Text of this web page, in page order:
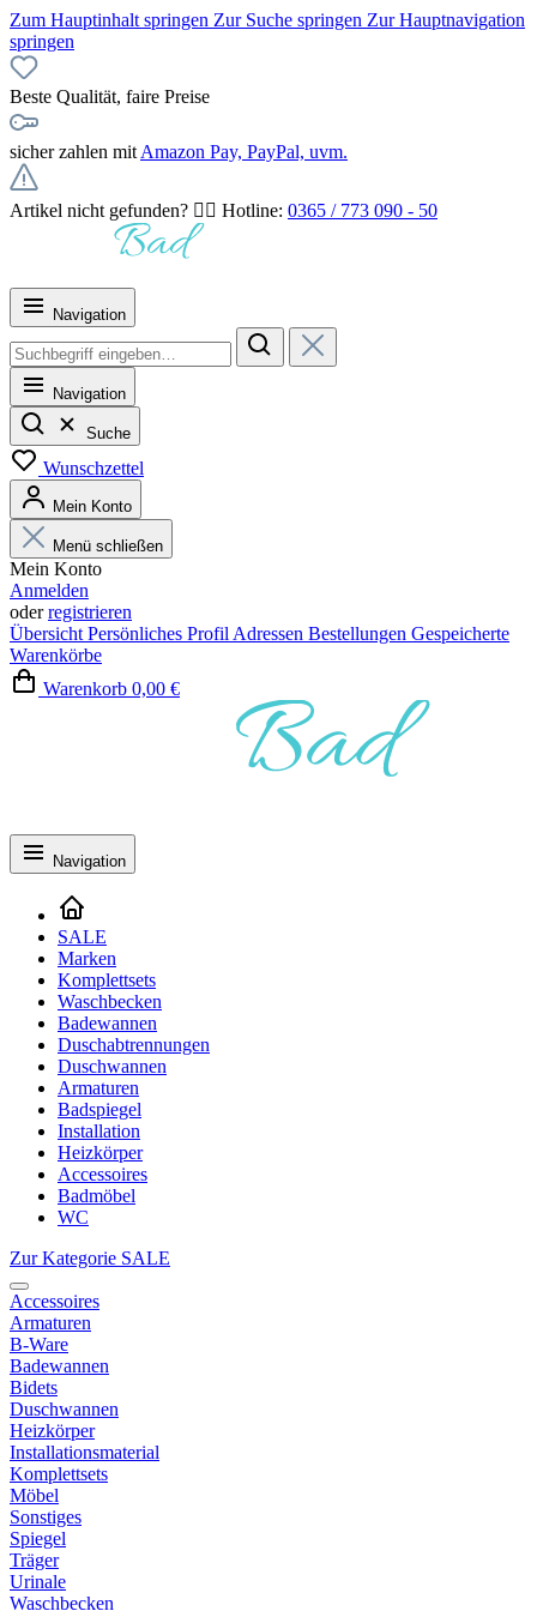
Zum Hauptinhalt springen Zur Suche springen Zur Hauptnavigation
springen
Beste Qualität, faire Preise
sicher zahlen mit Amazon Pay, PayPal, uvm.
Artikel nicht gefunden? 👉🏻 Hotline: 0365 / 773 090 - 50
Navigation
Navigation
Suche
Wunschzettel
Mein Konto
Menü schließen
Mein Konto
Anmelden
oderregistrieren
Übersicht Persönliches Profil Adressen Bestellungen Gespeicherte
Warenkörbe
Warenkorb 0,00 €
Navigation
SALE
Marken
Komplettsets
Waschbecken
Badewannen
Duschabtrennungen
Duschwannen
Armaturen
Badspiegel
Installation
Heizkörper
Accessoires
Badmöbel
WC
Zur Kategorie SALE
Accessoires
Armaturen
B-Ware
Badewannen
Bidets
Duschwannen
Heizkörper
Installationsmaterial
Komplettsets
Möbel
Sonstiges
Spiegel
Träger
Urinale
Waschbecken